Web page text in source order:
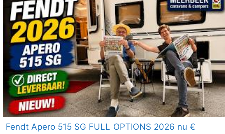
Fendt Apero 515 SG FULL OPTIONS 2026 nu €